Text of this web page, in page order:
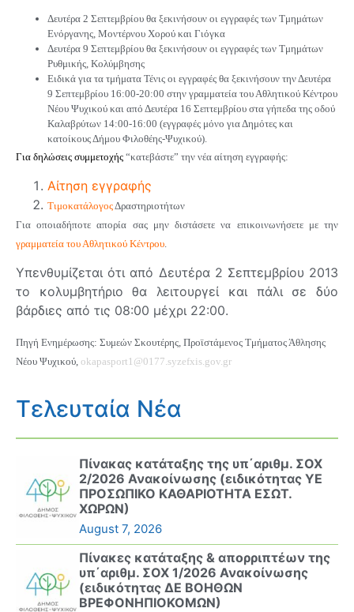
Δευτέρα 2 Σεπτεμβρίου θα ξεκινήσουν οι εγγραφές των Τμημάτων
Ενόργανης, Μοντέρνου Χορού και Γιόγκα
Δευτέρα 9 Σεπτεμβρίου θα ξεκινήσουν οι εγγραφές των Τμημάτων
Ρυθμικής, Κολύμβησης
Ειδικά για τα τμήματα Τένις οι εγγραφές θα ξεκινήσουν την Δευτέρα
9 Σεπτεμβρίου 16:00-20:00 στην γραμματεία του Αθλητικού Κέντρου
Νέου Ψυχικού και από Δευτέρα 16 Σεπτεμβρίου στα γήπεδα της οδού
Καλαβρύτων 14:00-16:00 (εγγραφές μόνο για Δημότες και
κατοίκους Δήμου Φιλοθέης-Ψυχικού).
Για δηλώσεις συμμετοχής “κατεβάστε” την νέα αίτηση εγγραφής:
Αίτηση εγγραφής
ΤιμοκατάλογοςΔραστηριοτήτων
Για οποιαδήποτε απορία σας μην διστάσετε να επικοινωνήσετε με την
γραμματεία του Αθλητικού Κέντρου.
Υπενθυμίζεται ότι από Δευτέρα 2 Σεπτεμβρίου 2013
το κολυμβητήριο θα λειτουργεί και πάλι σε δύο
βάρδιες από τις 08:00 μέχρι 22:00.
Πηγή Ενημέρωσης: Συμεών Σκουτέρης, Προϊστάμενος Τμήματος Άθλησης
Νέου Ψυχικού okapasport1@0177.syzefxis.gov.gr
Τελευταία Νέα
Πίνακας κατάταξης της υπ΄αριθμ. ΣΟΧ
2/2026 Ανακοίνωσης (ειδικότητας ΥΕ
ΠΡΟΣΩΠΙΚΟ ΚΑΘΑΡΙΟΤΗΤΑ ΕΣΩΤ.
ΧΩΡΩΝ)
August 7, 2026
Πίνακες κατάταξης & απορριπτέων της
υπ΄αριθμ. ΣΟΧ 1/2026 Ανακοίνωσης
(ειδικότητας ΔΕ ΒΟΗΘΩΝ
ΒΡΕΦΟΝΗΠΙΟΚΟΜΩΝ)